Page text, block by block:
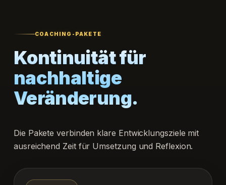
COACHING-PAKETE
Kontinuität für
nachhaltige
Veränderung.
Die Pakete verbinden klare Entwicklungsziele mit
ausreichend Zeit für Umsetzung und Reflexion.